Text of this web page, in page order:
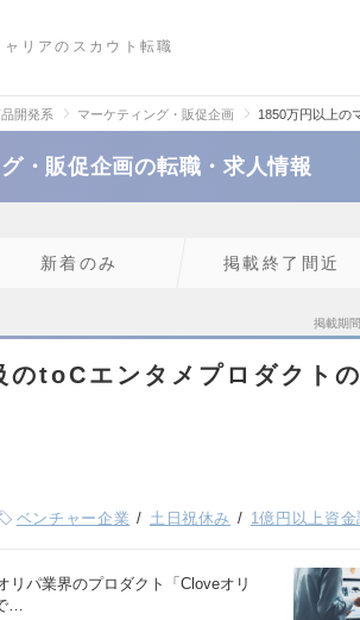
リアのスカウト転職
開発系 マーケティング・販促企画 1850万円以上の
・販促企画の転職・求人情報
新着のみ 掲載終了間近
掲載期間
のtoCエンタメプロダクト
ベンチャー企業 土日祝休み 1億円以上資金
パ業界のプロダクト「Cloveオリ
…